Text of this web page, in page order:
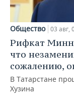
Общество 03 авг,
Рифкат
что
сожалению,
В Татарстане
Хузина